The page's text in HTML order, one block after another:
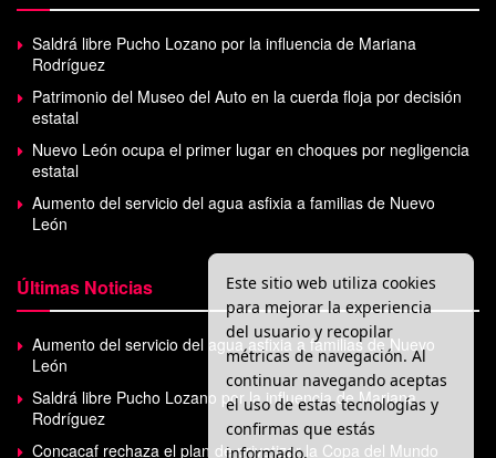
Saldrá libre Pucho Lozano por la influencia de Mariana
Rodríguez
Patrimonio del Museo del Auto en la cuerda floja por decisión
estatal
Nuevo León ocupa el primer lugar en choques por negligencia
estatal
Aumento del servicio del agua asfixia a familias de Nuevo
León
Últimas Noticias
Aumento del servicio del agua asfixia a familias de Nuevo
León
Saldrá libre Pucho Lozano por la influencia de Mariana
Rodríguez
Concacaf rechaza el plan de privatizar la Copa del Mundo
Este sitio web utiliza cookies
para mejorar la experiencia
del usuario y recopilar
métricas de navegación. Al
continuar navegando aceptas
el uso de estas tecnologías y
confirmas que estás
informado.